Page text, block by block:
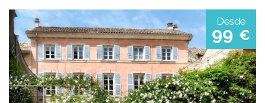
Desde
99 €